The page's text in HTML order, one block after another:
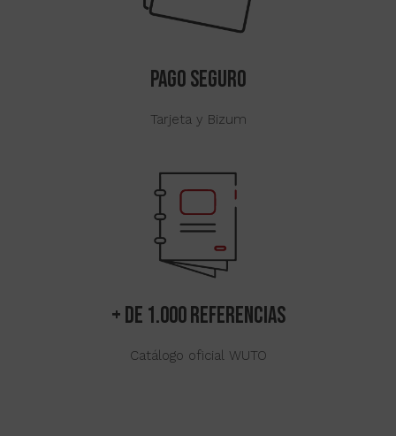
PAGO SEGURO
Tarjeta y Bizum
+ de 1.000 referencias
Catálogo oficial WUTO